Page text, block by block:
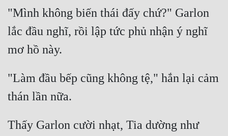
"Mình không biến thái đấy chứ?" Garlon
lắc đầu nghĩ, rồi lập tức phủ nhận ý nghĩ
"Làm đầu bếp cũng không tệ," hắn lại cảm
Thấy Garlon cười nhạt, Tia dường như